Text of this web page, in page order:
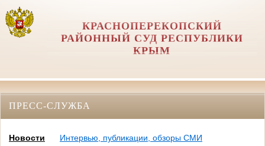
КРАСНОПЕРЕКОПСКИЙ
РАЙОННЫЙ СУД РЕСПУБЛИКИ
КРЫМ
ПРЕСС-СЛУЖБА
Новости
Интервью, публикации, обзоры СМИ